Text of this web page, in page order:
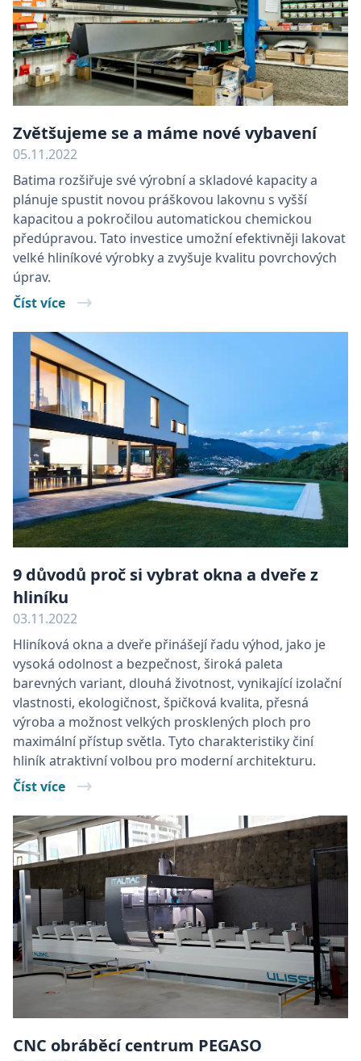
Zvětšujeme se a máme nové vybavení
05.11.2022
Batima rozšiřuje své výrobní a skladové kapacity a
plánuje spustit novou práškovou lakovnu s vyšší
kapacitou a pokročilou automatickou chemickou
předúpravou. Tato investice umožní efektivněji lakovat
velké hliníkové výrobky a zvyšuje kvalitu povrchových
úprav.
Číst více
9 důvodů proč si vybrat okna a dveře z
hliníku
03.11.2022
Hliníková okna a dveře přinášejí řadu výhod, jako je
vysoká odolnost a bezpečnost, široká paleta
barevných variant, dlouhá životnost, vynikající izolační
vlastnosti, ekologičnost, špičková kvalita, přesná
výroba a možnost velkých prosklených ploch pro
maximální přístup světla. Tyto charakteristiky činí
hliník atraktivní volbou pro moderní architekturu.
Číst více
CNC obráběcí centrum PEGASO